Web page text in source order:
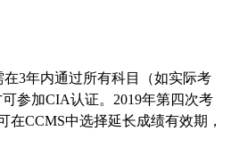
3年内通过所有科目（如实际考
参加CIA认证。2019年第四次考
CCMS中选择延长成绩有效期，